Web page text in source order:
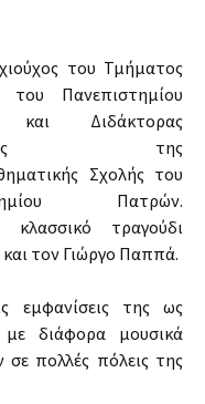
του Τμήματος
του Πανεπιστημίου
και Διδάκτορας
της
Σχολής του
Πατρών.
κλασσικό τραγούδι
τον Γιώργο Παππά.
εμφανίσεις της ως
με διάφορα μουσικά
σε πολλές πόλεις της